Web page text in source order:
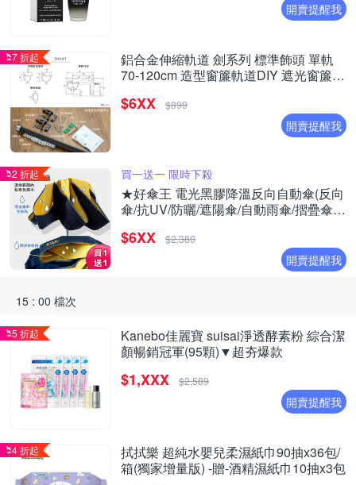
開賣提醒我
7 折起
鋁合金伸縮軌道 劍系列 標準飾頭 單軌
70-120cm 造型窗簾軌道DIY 遮光窗簾用
$6XX $899
開賣提醒我
2 折起 買一送一 限時下殺
★好傘王 電光黑膠降溫反向自動傘(反向
傘/抗UV/防曬/遮陽傘/自動雨傘/摺疊傘降
$6XX $2,380
開賣提醒我
15 : 00 檔次
5 折起
Kanebo佳麗寶 suisai淨透酵素粉 綜合潔
顏暢銷冠軍(95顆)▼超夯爆款
$1,XXX $2,589
開賣提醒我
4 折起
拭拭樂 超純水嬰兒柔濕紙巾90抽x36包/
箱(獨家增量版) -贈-酒精濕紙巾10抽x3包